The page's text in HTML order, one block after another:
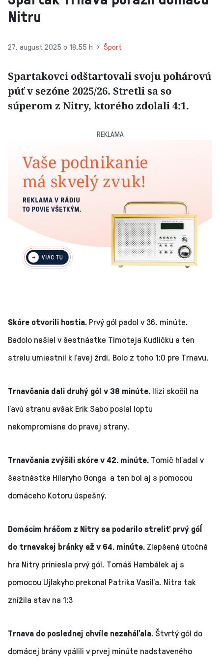
Nitru
27. august 2025 o 18.55 h Šport
Spartakovci odštartovali svoju pohárovú
púť v sezóne 2025/26. Stretli sa so
súperom z Nitry, ktorého zdolali 4:1.
REKLAMA
Skóre otvorili hostia. Prvý gól padol v 36. minúte.
Badolo našiel v šestnástke Timoteja Kudličku a ten
strelu umiestnil k ľavej žrdi. Bolo z toho 1:0 pre Trnavu.
Trnavčania dali druhý gól v 38 minúte. Ilizi skočil na
ľavú stranu avšak Erik Sabo poslal loptu
nekompromisne do pravej strany.
Trnavčania zvýšili skóre v 42. minúte. Tomič hľadal v
šestnástke Hilaryho Gonga a ten bol aj s pomocou
domáceho Kotoru úspešný.
Domácim hráčom z Nitry sa podarilo streliť prvý góĺ
do trnavskej bránky až v 64. minúte. Zlepšená útočná
hra Nitry priniesla prvý gól. Tomáš Hambálek aj s
pomocou Ujlakyho prekonal Patrika Vasiľa. Nitra tak
znížila stav na 1:3
Trnava do poslednej chvíle nezaháľala. Štvrtý gól do
domácej brány vpálili v prvej minúte nadstaveného